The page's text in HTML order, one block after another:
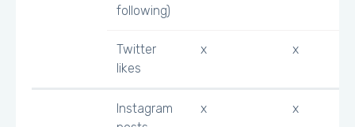
following)
Twitter
likes
x x
Instagram
x x